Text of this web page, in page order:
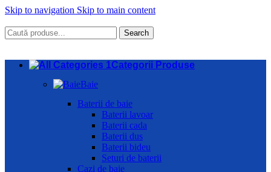
Skip to navigation Skip to main content
Search
Categorii Produse
Baie
Baterii de baie
Baterii lavoar
Baterii cada
Baterii dus
Baterii bideu
Seturi de baterii
Cazi de baie